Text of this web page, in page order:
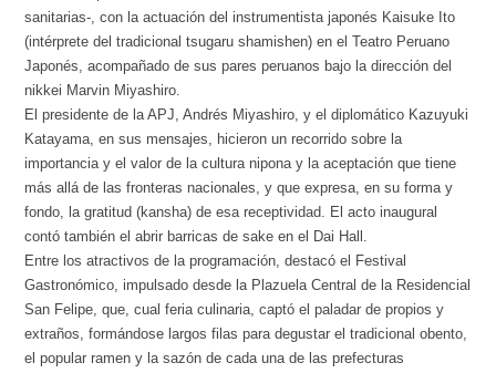
sanitarias-, con la actuación del instrumentista japonés Kaisuke Ito
(intérprete del tradicional tsugaru shamishen) en el Teatro Peruano
Japonés, acompañado de sus pares peruanos bajo la dirección del
nikkei Marvin Miyashiro.
El presidente de la APJ, Andrés Miyashiro, y el diplomático Kazuyuki
Katayama, en sus mensajes, hicieron un recorrido sobre la
importancia y el valor de la cultura nipona y la aceptación que tiene
más allá de las fronteras nacionales, y que expresa, en su forma y
fondo, la gratitud (kansha) de esa receptividad. El acto inaugural
contó también el abrir barricas de sake en el Dai Hall.
Entre los atractivos de la programación, destacó el Festival
Gastronómico, impulsado desde la Plazuela Central de la Residencial
San Felipe, que, cual feria culinaria, captó el paladar de propios y
extraños, formándose largos filas para degustar el tradicional obento,
el popular ramen y la sazón de cada una de las prefecturas